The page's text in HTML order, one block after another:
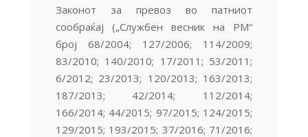
Законот за превоз во патниот
сообраќај („Службен весник на РМ“
брoj 68/2004; 127/2006; 114/2009;
83/2010; 140/2010; 17/2011; 53/2011;
6/2012; 23/2013; 120/2013; 163/2013;
187/2013; 42/2014; 112/2014;
166/2014; 44/2015; 97/2015; 124/2015;
129/2015; 193/2015; 37/2016; 71/2016;